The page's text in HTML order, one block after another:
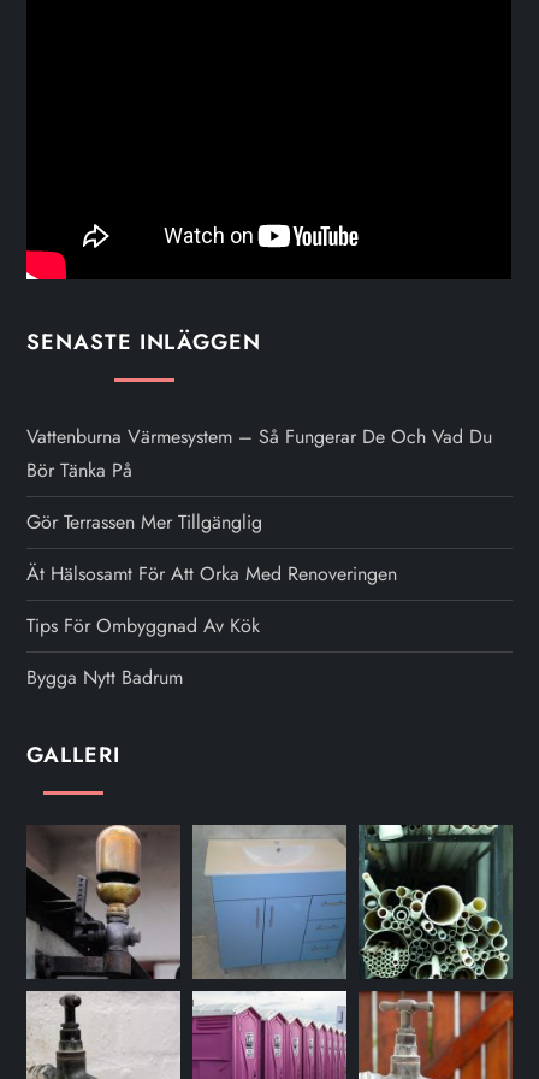
f
ö
i
n
l
ä
g
g
SENASTE INLÄGGEN
Vattenburna Värmesystem – Så Fungerar De Och Vad Du
Bör Tänka På
Gör Terrassen Mer Tillgänglig
Ät Hälsosamt För Att Orka Med Renoveringen
Tips För Ombyggnad Av Kök
Bygga Nytt Badrum
GALLERI